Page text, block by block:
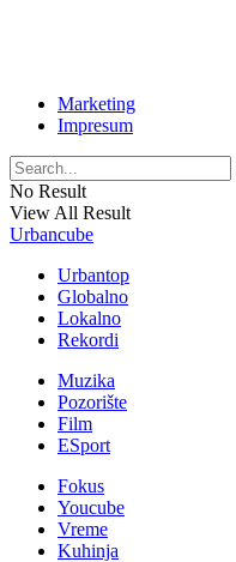
Marketing
Impresum
No Result
View All Result
Urbancube
Urbantop
Globalno
Lokalno
Rekordi
Muzika
Pozorište
Film
ESport
Fokus
Youcube
Vreme
Kuhinja